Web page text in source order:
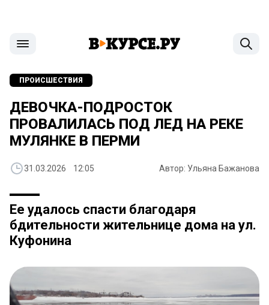
ПРОИСШЕСТВИЯ
ДЕВОЧКА-ПОДРОСТОК
ПРОВАЛИЛАСЬ ПОД ЛЕД НА РЕКЕ
МУЛЯНКЕ В ПЕРМИ
31.03.2026 12:05 Автор: Ульяна Бажанова
Ее удалось спасти благодаря
бдительности жительнице дома на ул.
Куфонина